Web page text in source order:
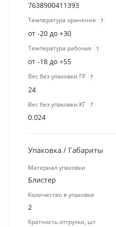
7638900411393
Температура хранения ?
от -20 до +30
Температура рабочая ?
от -18 до +55
Вес без упаковки ГР ?
24
Вес без упаковки КГ ?
0.024
Упаковка / Габариты
Материал упаковки
Блистер
Количество в упаковке
2
Кратность отгрузки, шт